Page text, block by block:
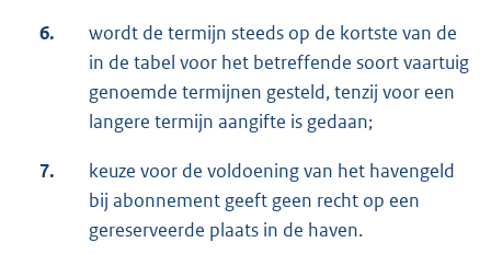
6.
wordt de termijn steeds op de kortste van de
in de tabel voor het betreffende soort vaartuig
genoemde termijnen gesteld, tenzij voor een
langere termijn aangifte is gedaan;
7.
keuze voor de voldoening van het havengeld
bij abonnement geeft geen recht op een
gereserveerde plaats in de haven.